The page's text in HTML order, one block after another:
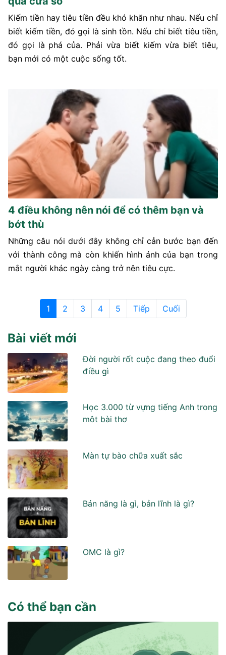
Kiếm tiền hay tiêu tiền đều khó khăn như nhau. Nếu chỉ
biết kiếm tiền, đó gọi là sinh tồn. Nếu chỉ biết tiêu tiền,
đó gọi là phá của. Phải vừa biết kiếm vừa biết tiêu,
bạn mới có một cuộc sống tốt.
4 điều không nên nói để có thêm bạn và
bớt thù
Những câu nói dưới đây không chỉ cản bước bạn đến
với thành công mà còn khiến hình ảnh của bạn trong
mắt người khác ngày càng trở nên tiêu cực.
1 2 3 4 5 Tiếp Cuối
Bài viết mới
Đời người rốt cuộc đang theo đuổi
điều gì
Học 3.000 từ vựng tiếng Anh trong
môt bài thơ
Màn tự bào chữa xuất sắc
Bản năng là gì, bản lĩnh là gì?
OMC là gì?
Có thể bạn cần